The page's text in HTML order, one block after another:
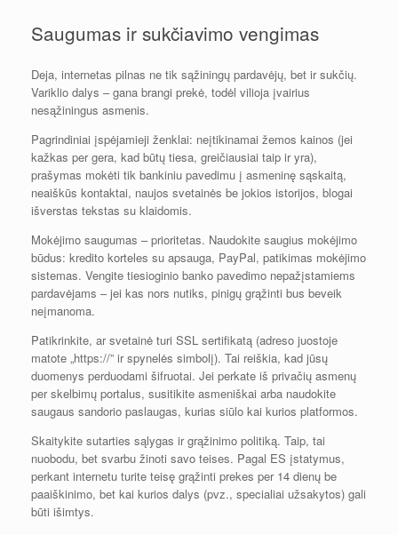
Saugumas ir sukčiavimo vengimas
Deja, internetas pilnas ne tik sąžiningų pardavėjų, bet ir sukčių.
Variklio dalys – gana brangi prekė, todėl vilioja įvairius
nesąžiningus asmenis.
Pagrindiniai įspėjamieji ženklai: neįtikinamai žemos kainos (jei
kažkas per gera, kad būtų tiesa, greičiausiai taip ir yra),
prašymas mokėti tik bankiniu pavedimu į asmeninę sąskaitą,
neaiškūs kontaktai, naujos svetainės be jokios istorijos, blogai
išverstas tekstas su klaidomis.
Mokėjimo saugumas – prioritetas. Naudokite saugius mokėjimo
būdus: kredito korteles su apsauga, PayPal, patikimas mokėjimo
sistemas. Vengite tiesioginio banko pavedimo nepažįstamiems
pardavėjams – jei kas nors nutiks, pinigų grąžinti bus beveik
neįmanoma.
Patikrinkite, ar svetainė turi SSL sertifikatą (adreso juostoje
matote „https://” ir spynelės simbolį). Tai reiškia, kad jūsų
duomenys perduodami šifruotai. Jei perkate iš privačių asmenų
per skelbimų portalus, susitikite asmeniškai arba naudokite
saugaus sandorio paslaugas, kurias siūlo kai kurios platformos.
Skaitykite sutarties sąlygas ir grąžinimo politiką. Taip, tai
nuobodu, bet svarbu žinoti savo teises. Pagal ES įstatymus,
perkant internetu turite teisę grąžinti prekes per 14 dienų be
paaiškinimo, bet kai kurios dalys (pvz., specialiai užsakytos) gali
būti išimtys.